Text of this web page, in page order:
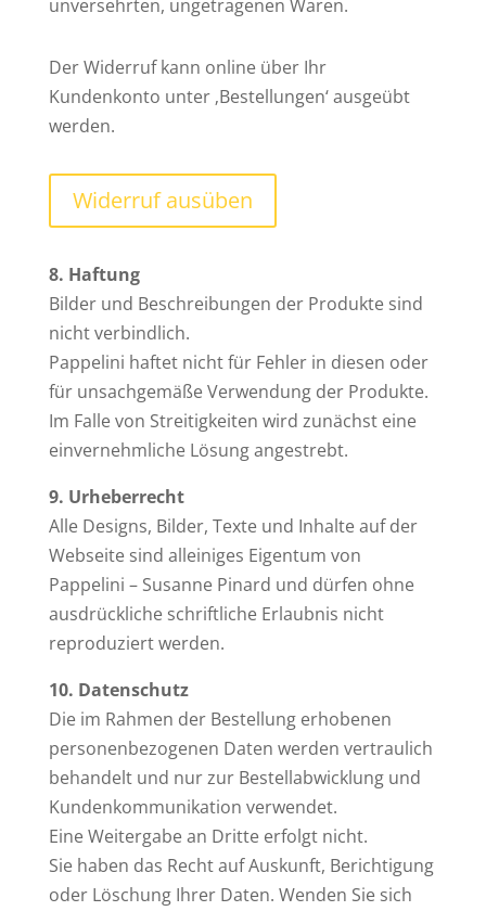
unversehrten, ungetragenen Waren.
Der Widerruf kann online über Ihr
Kundenkonto unter ‚Bestellungen‘ ausgeübt
werden.
Widerruf ausüben
8. Haftung
Bilder und Beschreibungen der Produkte sind
nicht verbindlich.
Pappelini haftet nicht für Fehler in diesen oder
für unsachgemäße Verwendung der Produkte.
Im Falle von Streitigkeiten wird zunächst eine
einvernehmliche Lösung angestrebt.
9. Urheberrecht
Alle Designs, Bilder, Texte und Inhalte auf der
Webseite sind alleiniges Eigentum von
Pappelini – Susanne Pinard und dürfen ohne
ausdrückliche schriftliche Erlaubnis nicht
reproduziert werden.
10. Datenschutz
Die im Rahmen der Bestellung erhobenen
personenbezogenen Daten werden vertraulich
behandelt und nur zur Bestellabwicklung und
Kundenkommunikation verwendet.
Eine Weitergabe an Dritte erfolgt nicht.
Sie haben das Recht auf Auskunft, Berichtigung
oder Löschung Ihrer Daten. Wenden Sie sich